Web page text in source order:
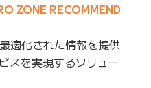
ZONE RECOMMEND
適化された情報を提供
スを実現するソリュー